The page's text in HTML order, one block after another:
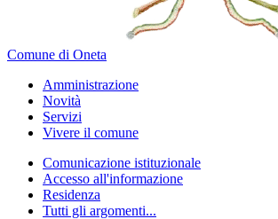
Comune di Oneta
Amministrazione
Novità
Servizi
Vivere il comune
Comunicazione istituzionale
Accesso all'informazione
Residenza
Tutti gli argomenti...